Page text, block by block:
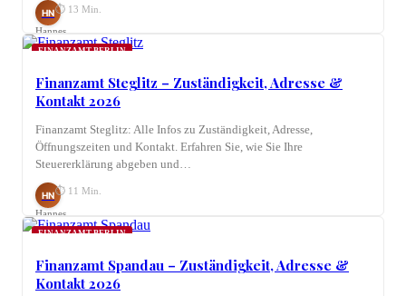
HN
Hannes
Nagel
⏱ 13 Min.
FINANZAMT BERLIN
Finanzamt Steglitz – Zuständigkeit, Adresse &
Kontakt 2026
Finanzamt Steglitz: Alle Infos zu Zuständigkeit, Adresse,
Öffnungszeiten und Kontakt. Erfahren Sie, wie Sie Ihre
Steuererklärung abgeben und…
HN
Hannes
Nagel
⏱ 11 Min.
FINANZAMT BERLIN
Finanzamt Spandau – Zuständigkeit, Adresse &
Kontakt 2026